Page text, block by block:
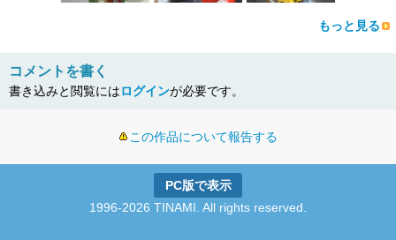
もっと見る
コメントを書く
書き込みと閲覧にはログインが必要です。
この作品について報告する
PC版で表示
1996-2026 TINAMI. All rights reserved.